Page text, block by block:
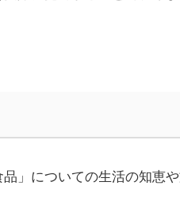
」についての生活の知恵